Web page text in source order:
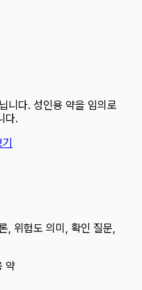
니다. 성인용 약을 임의로
다.
, 위험도 의미, 확인 질문,
약